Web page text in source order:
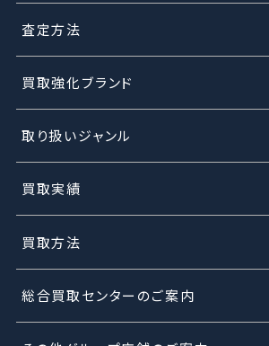
査定方法
買取強化ブランド
取り扱いジャンル
買取実績
買取方法
総合買取センターのご案内